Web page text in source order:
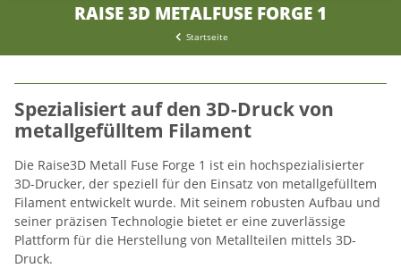
RAISE 3D METALFUSE FORGE 1
Startseite
Spezialisiert auf den 3D-Druck von
metallgefülltem Filament
Die Raise3D Metall Fuse Forge 1 ist ein hochspezialisierter
3D-Drucker, der speziell für den Einsatz von metallgefülltem
Filament entwickelt wurde. Mit seinem robusten Aufbau und
seiner präzisen Technologie bietet er eine zuverlässige
Plattform für die Herstellung von Metallteilen mittels 3D-
Druck.